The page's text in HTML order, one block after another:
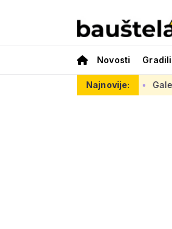
Novosti
Najnovije:
Galerija: Sanacija